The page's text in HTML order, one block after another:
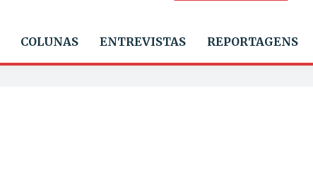
COLUNAS ENTREVISTAS REPORTAGENS